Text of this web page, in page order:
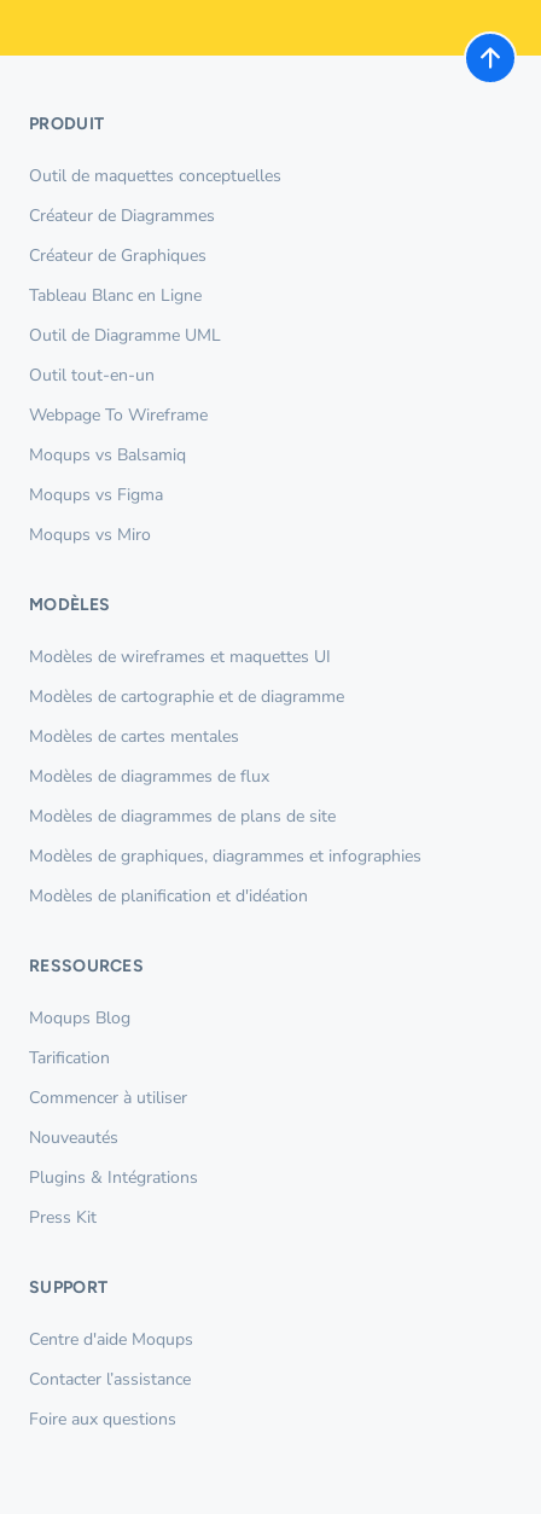
PRODUIT
Outil de maquettes conceptuelles
Créateur de Diagrammes
Créateur de Graphiques
Tableau Blanc en Ligne
Outil de Diagramme UML
Outil tout-en-un
Webpage To Wireframe
Moqups vs Balsamiq
Moqups vs Figma
Moqups vs Miro
MODÈLES
Modèles de wireframes et maquettes UI
Modèles de cartographie et de diagramme
Modèles de cartes mentales
Modèles de diagrammes de flux
Modèles de diagrammes de plans de site
Modèles de graphiques, diagrammes et infographies
Modèles de planification et d'idéation
RESSOURCES
Moqups Blog
Tarification
Commencer à utiliser
Nouveautés
Plugins & Intégrations
Press Kit
SUPPORT
Centre d'aide Moqups
Contacter l’assistance
Foire aux questions